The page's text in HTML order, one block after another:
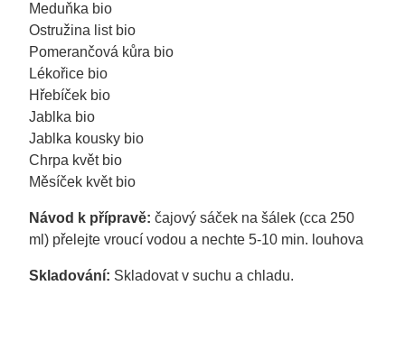
Meduňka bio
Ostružina list bio
Pomerančová kůra bio
Lékořice bio
Hřebíček bio
Jablka bio
Jablka kousky bio
Chrpa květ bio
Měsíček květ bio
Návod k přípravě: čajový sáček na šálek (cca 250
ml) přelejte vroucí vodou a nechte 5-10 min. louhova
Skladování: Skladovat v suchu a chladu.